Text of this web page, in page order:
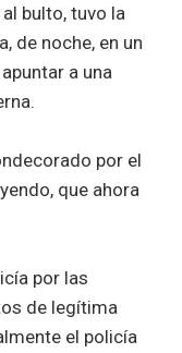
bulto, tuvo la
de noche, en un
a una
por el
que ahora
por las
de legítima
el policía